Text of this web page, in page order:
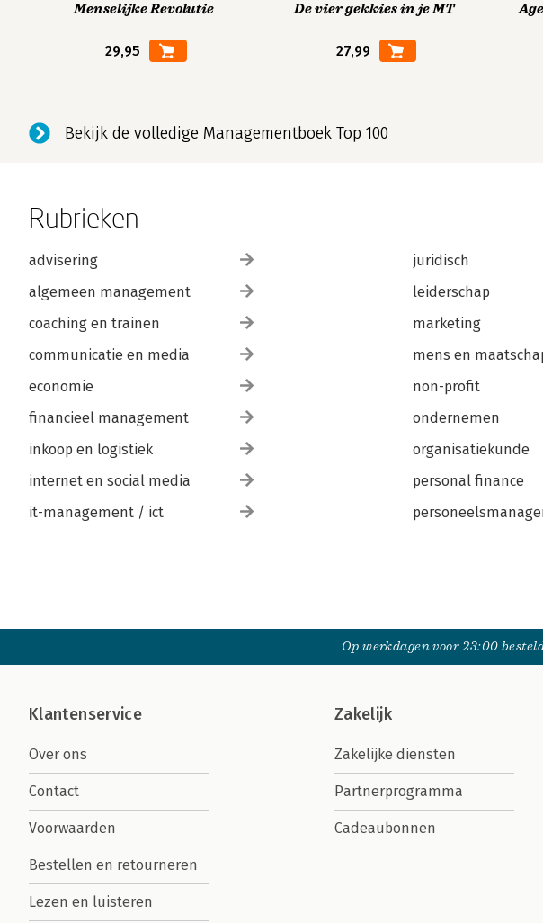
Menselijke Revolutie
29,95
De vier gekkies in je MT
27,99
Bekijk de volledige Managementboek Top 100
Rubrieken
advisering
algemeen management
coaching en trainen
communicatie en media
economie
financieel management
inkoop en logistiek
internet en social media
it-management / ict
juridisch
leiderschap
marketing
mens en
non-profit
ondernemen
organisatiekunde
personal finance
Op werkdagen voor 23:00
Klantenservice
Over ons
Contact
Voorwaarden
Bestellen en retourneren
Lezen en luisteren
Zakelijk
Zakelijke diensten
Partnerprogramma
Cadeaubonnen